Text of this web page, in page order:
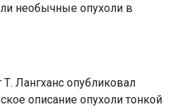
необычные опухоли в
Лангханс опубликовал
описание опухоли тонкой